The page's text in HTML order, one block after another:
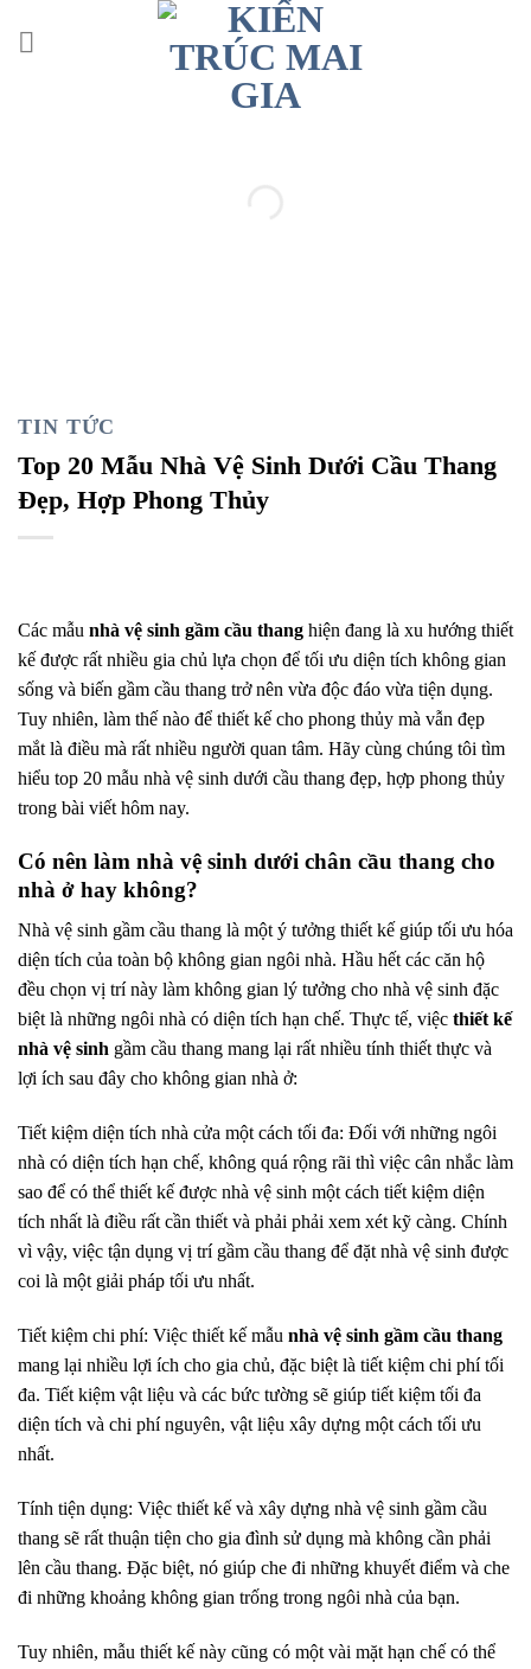
TIN TỨC
Top 20 Mẫu Nhà Vệ Sinh Dưới Cầu Thang
Đẹp, Hợp Phong Thủy
Các mẫu nhà vệ sinh gầm cầu thang hiện đang là xu hướng thiết
kế được rất nhiều gia chủ lựa chọn để tối ưu diện tích không gian
sống và biến gầm cầu thang trở nên vừa độc đáo vừa tiện dụng.
Tuy nhiên, làm thế nào để thiết kế cho phong thủy mà vẫn đẹp
mắt là điều mà rất nhiều người quan tâm. Hãy cùng chúng tôi tìm
hiểu top 20 mẫu nhà vệ sinh dưới cầu thang đẹp, hợp phong thủy
trong bài viết hôm nay.
Có nên làm nhà vệ sinh dưới chân cầu thang cho
nhà ở hay không?
Nhà vệ sinh gầm cầu thang là một ý tưởng thiết kế giúp tối ưu hóa
diện tích của toàn bộ không gian ngôi nhà. Hầu hết các căn hộ
đều chọn vị trí này làm không gian lý tưởng cho nhà vệ sinh đặc
biệt là những ngôi nhà có diện tích hạn chế. Thực tế, việc thiết kế
nhà vệ sinh gầm cầu thang mang lại rất nhiều tính thiết thực và
lợi ích sau đây cho không gian nhà ở:
Tiết kiệm diện tích nhà cửa một cách tối đa: Đối với những ngôi
nhà có diện tích hạn chế, không quá rộng rãi thì việc cân nhắc làm
sao để có thể thiết kế được nhà vệ sinh một cách tiết kiệm diện
tích nhất là điều rất cần thiết và phải phải xem xét kỹ càng. Chính
vì vậy, việc tận dụng vị trí gầm cầu thang để đặt nhà vệ sinh được
coi là một giải pháp tối ưu nhất.
Tiết kiệm chi phí: Việc thiết kế mẫu nhà vệ sinh gầm cầu thang
mang lại nhiều lợi ích cho gia chủ, đặc biệt là tiết kiệm chi phí tối
đa. Tiết kiệm vật liệu và các bức tường sẽ giúp tiết kiệm tối đa
diện tích và chi phí nguyên, vật liệu xây dựng một cách tối ưu
nhất.
Tính tiện dụng: Việc thiết kế và xây dựng nhà vệ sinh gầm cầu
thang sẽ rất thuận tiện cho gia đình sử dụng mà không cần phải
lên cầu thang. Đặc biệt, nó giúp che đi những khuyết điểm và che
đi những khoảng không gian trống trong ngôi nhà của bạn.
Tuy nhiên, mẫu thiết kế này cũng có một vài mặt hạn chế có thể